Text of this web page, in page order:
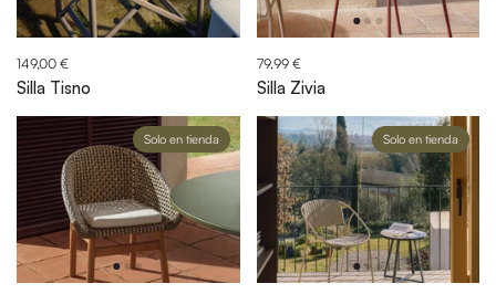
149,00 €
Silla Tisno
79,99 €
Silla Zivia
Solo en tienda Solo en tienda